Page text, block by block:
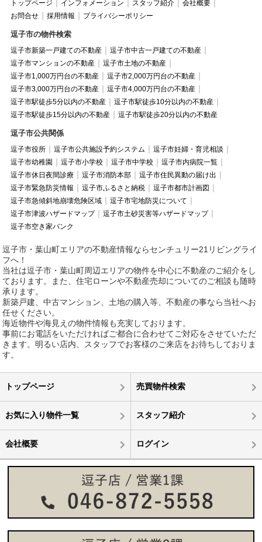
トップページ インフォメーション スタッフ紹介
会社概要
お問合せ
採用情報 プライバシーポリシー
逗子市の物件検索
逗子市新築一戸建ての不動産
逗子市中古一戸建ての不動産
逗子市マンションの不動産
逗子市土地の不動産
逗子市1,000万円台の不動産
逗子市2,000万円台の不動産
逗子市3,000万円台の不動産
逗子市4,000万円台の不動産
逗子市駅徒歩5分以内の不動産
逗子市駅徒歩10分以内の不動産
逗子市駅徒歩15分以内の不動産
逗子市駅徒歩20分以内の不動産
逗子市公共関係
逗子市役所 逗子市公共施設予約システム
逗子市妊婦・育児相談
逗子市幼稚園
逗子市小学校 逗子市中学校
逗子市内病院一覧
逗子市休日夜間診療
逗子市消防本部
逗子市住民異動の届け出
逗子市緊急防災情報
逗子市ふるさと納税
逗子市都市計画図
逗子市急傾斜地崩壊危険区域
逗子市宅地防災について
逗子市津波ハザードマップ
逗子市土砂災害等ハザードマップ
逗子市空き家バンク
逗子市・葉山町エリアの不動産情報ならセンチュリー21リビングライ
フへ！
当社は逗子市・葉山町周辺エリアの物件を中心に不動産のご紹介をし
ております。また、住宅ローンや不動産売却についてのご相談も随時
承ります。
新築戸建、中古マンション、土地の購入等、不動産の事なら当社へお
任せください。
海近物件や海見えの物件情報も充実しております。
事前にお電話をいただければご都合に合わせてご対応をさせていただ
きます。明るい店内、スタッフでお客様のご来店をお待ちしておりま
す。
トップページ 売買物件検索
お気に入り物件一覧 スタッフ紹介
会社概要 ログイン